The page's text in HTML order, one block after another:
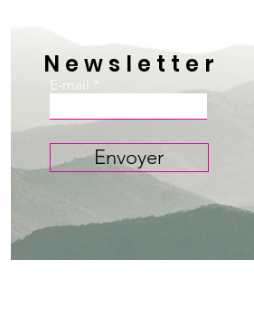
Newsletter
E-mail
Envoyer